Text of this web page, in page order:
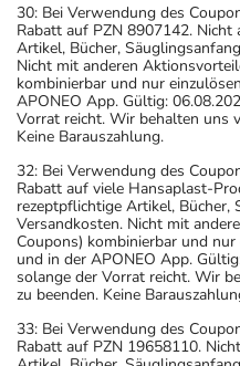
30: Bei Verwendung des
Rabatt auf PZN 8907142.
Artikel, Bücher,
Nicht mit anderen
kombinierbar und nur
APONEO App. Gültig:
Vorrat reicht. Wir behalten uns
Keine Barauszahlung.
32: Bei Verwendung des
Rabatt auf viele Hansaplast-
rezeptpflichtige Artikel, Bücher,
Versandkosten. Nicht mit
Coupons) kombinierbar und
und in der APONEO App.
solange der Vorrat reicht. Wir
zu beenden. Keine
33: Bei Verwendung des
Rabatt auf PZN 19658110.